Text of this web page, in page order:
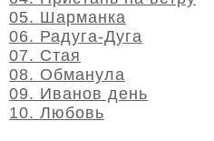
05. Шарманка
06. Радуга-Дуга
07. Стая
08. Обманула
09. Иванов день
10. Любовь